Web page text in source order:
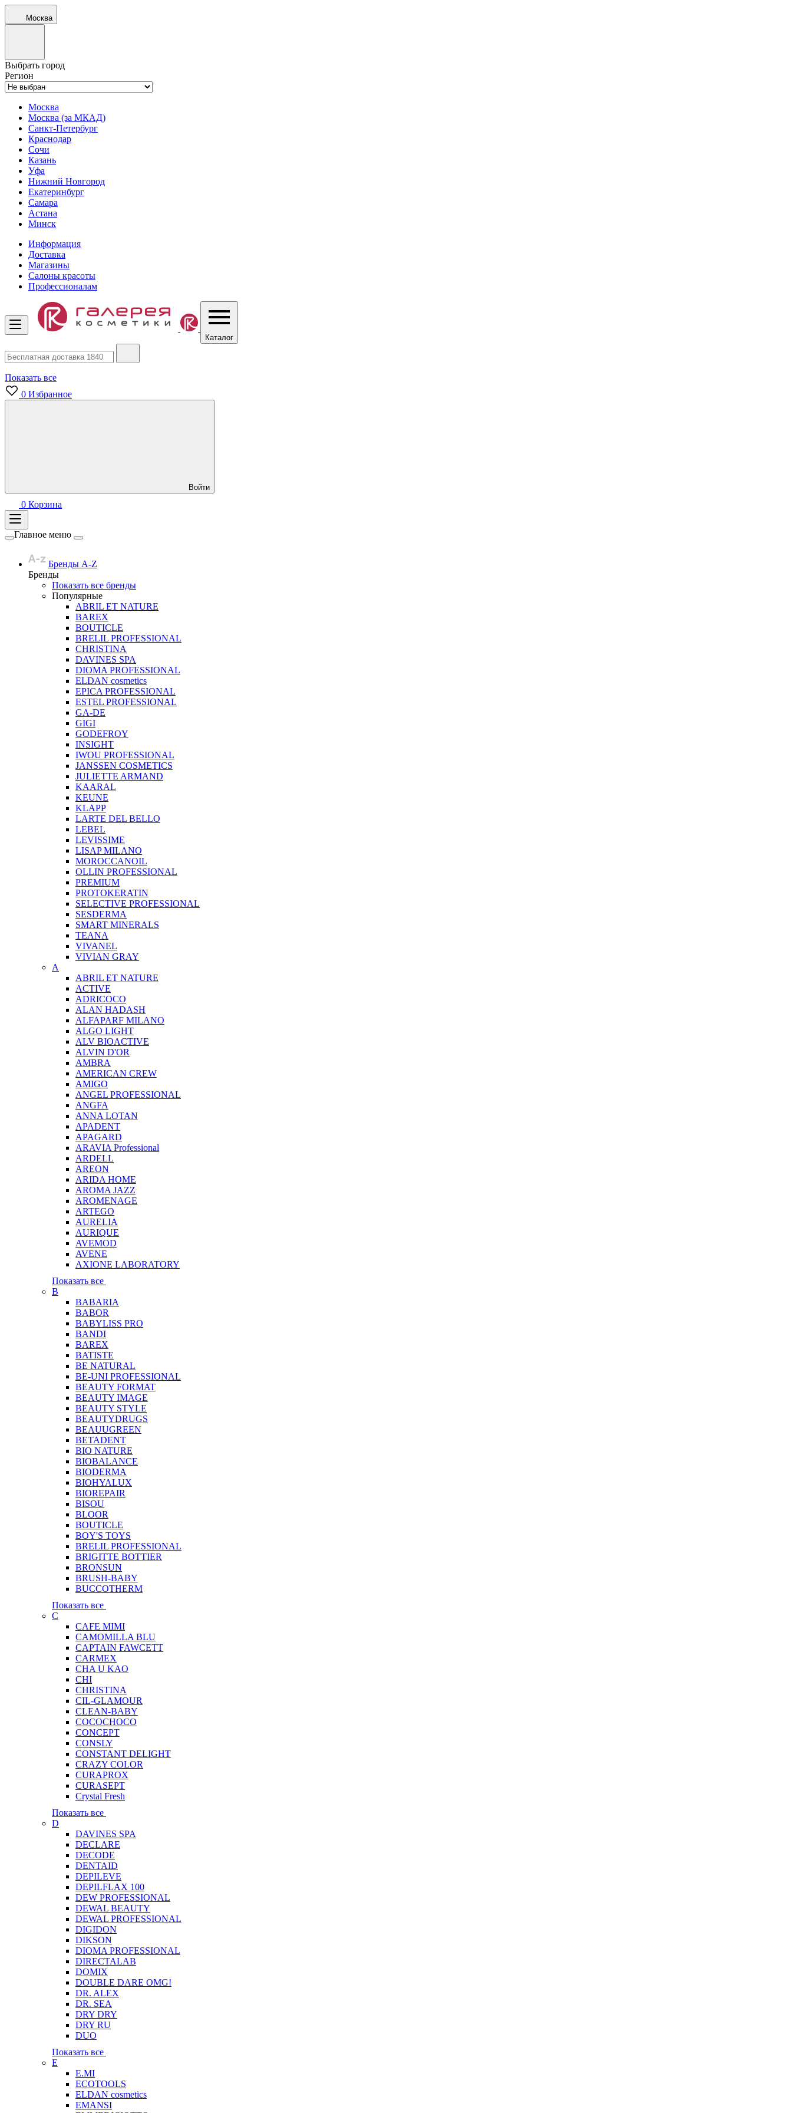
Москва
Выбрать город
Регион
Москва
Москва (за МКАД)
Санкт-Петербург
Краснодар
Сочи
Казань
Уфа
Нижний Новгород
Екатеринбург
Самара
Астана
Минск
Информация
Доставка
Магазины
Салоны красоты
Профессионалам
Каталог
Показать все
0 Избранное
Войти
0 Корзина
Главное меню
Бренды A-Z
Бренды
Показать все бренды
Популярные
ABRIL ET NATURE
BAREX
BOUTICLE
BRELIL PROFESSIONAL
CHRISTINA
DAVINES SPA
DIOMA PROFESSIONAL
ELDAN cosmetics
EPICA PROFESSIONAL
ESTEL PROFESSIONAL
GA-DE
GIGI
GODEFROY
INSIGHT
IWOU PROFESSIONAL
JANSSEN COSMETICS
JULIETTE ARMAND
KAARAL
KEUNE
KLAPP
LARTE DEL BELLO
LEBEL
LEVISSIME
LISAP MILANO
MOROCCANOIL
OLLIN PROFESSIONAL
PREMIUM
PROTOKERATIN
SELECTIVE PROFESSIONAL
SESDERMA
SMART MINERALS
TEANA
VIVANEL
VIVIAN GRAY
A
ABRIL ET NATURE
ACTIVE
ADRICOCO
ALAN HADASH
ALFAPARF MILANO
ALGO LIGHT
ALV BIOACTIVE
ALVIN D'OR
AMBRA
AMERICAN CREW
AMIGO
ANGEL PROFESSIONAL
ANGFA
ANNA LOTAN
APADENT
APAGARD
ARAVIA Professional
ARDELL
AREON
ARIDA HOME
AROMA JAZZ
AROMENAGE
ARTEGO
AURELIA
AURIQUE
AVEMOD
AVENE
AXIONE LABORATORY
Показать все
B
BABARIA
BABOR
BABYLISS PRO
BANDI
BAREX
BATISTE
BE NATURAL
BE-UNI PROFESSIONAL
BEAUTY FORMAT
BEAUTY IMAGE
BEAUTY STYLE
BEAUTYDRUGS
BEAUUGREEN
BETADENT
BIO NATURE
BIOBALANCE
BIODERMA
BIOHYALUX
BIOREPAIR
BISOU
BLOOR
BOUTICLE
BOY'S TOYS
BRELIL PROFESSIONAL
BRIGITTE BOTTIER
BRONSUN
BRUSH-BABY
BUCCOTHERM
Показать все
C
CAFE MIMI
CAMOMILLA BLU
CAPTAIN FAWCETT
CARMEX
CHA U KAO
CHI
CHRISTINA
CIL-GLAMOUR
CLEAN-BABY
COCOCHOCO
CONCEPT
CONSLY
CONSTANT DELIGHT
CRAZY COLOR
CURAPROX
CURASEPT
Crystal Fresh
Показать все
D
DAVINES SPA
DECLARE
DECODE
DENTAID
DEPILEVE
DEPILFLAX 100
DEW PROFESSIONAL
DEWAL BEAUTY
DEWAL PROFESSIONAL
DIGIDON
DIKSON
DIOMA PROFESSIONAL
DIRECTALAB
DOMIX
DOUBLE DARE OMG!
DR. ALEX
DR. SEA
DRY DRY
DRY RU
DUO
Показать все
E
E.MI
ECOTOOLS
ELDAN cosmetics
EMANSI